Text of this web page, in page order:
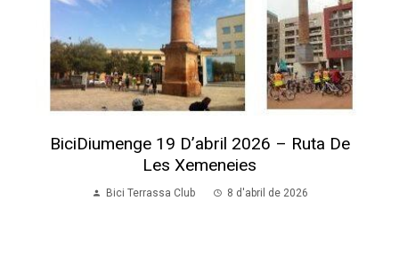
BiciDiumenge 19 D’abril 2026 – Ruta De
Les Xemeneies
Bici Terrassa Club 8 d'abril de 2026